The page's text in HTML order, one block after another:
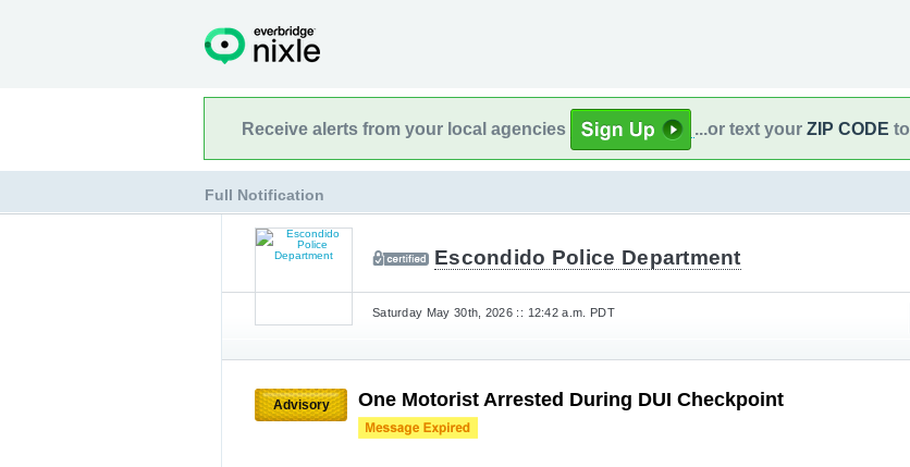
Receive alerts from your local agencies ...or text your ZIP CODE to
Full Notification
Escondido Police Department
Saturday May 30th, 2026 :: 12:42 a.m. PDT
Advisory One Motorist Arrested During DUI Checkpoint